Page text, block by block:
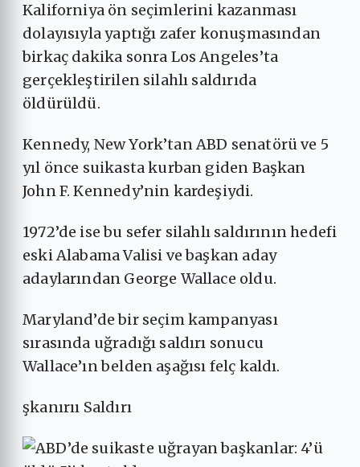
Kaliforniya ön seçimlerini kazanması
dolayısıyla yaptığı zafer konuşmasından
birkaç dakika sonra Los Angeles’ta
gerçekleştirilen silahlı saldırıda
öldürüldü.
Kennedy, New York’tan ABD senatörü ve 5
yıl önce suikasta kurban giden Başkan
John F. Kennedy’nin kardeşiydi.
1972’de ise bu sefer silahlı saldırının hedefi
eski Alabama Valisi ve başkan aday
adaylarından George Wallace oldu.
Maryland’de bir seçim kampanyası
sırasında uğradığı saldırı sonucu
Wallace’ın belden aşağısı felç kaldı.
şkanırıı Saldırı